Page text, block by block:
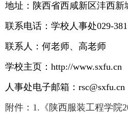
地址：陕西省西咸新区沣西新
联系电话：学校人事处029-
联系人：何老师、高老师
学校主页：http://www.sxfu.cn
人事处电子邮箱：rsc@sxfu.cn
附件：1.《陕西服装工程学院